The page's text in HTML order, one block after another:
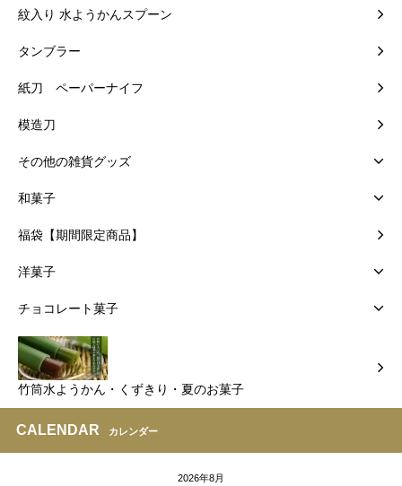
紋入り 水ようかんスプーン
タンブラー
紙刀 ペーパーナイフ
模造刀
その他の雑貨グッズ
和菓子
福袋【期間限定商品】
洋菓子
チョコレート菓子
竹筒水ようかん・くずきり・夏のお菓子
CALENDAR カレンダー
2026年8月